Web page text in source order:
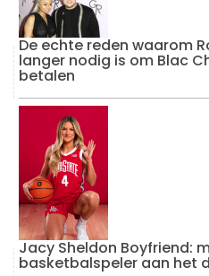
De echte reden waarom
langer nodig is om Blac
betalen
Jacy Sheldon Boyfriend:
basketbalspeler aan het